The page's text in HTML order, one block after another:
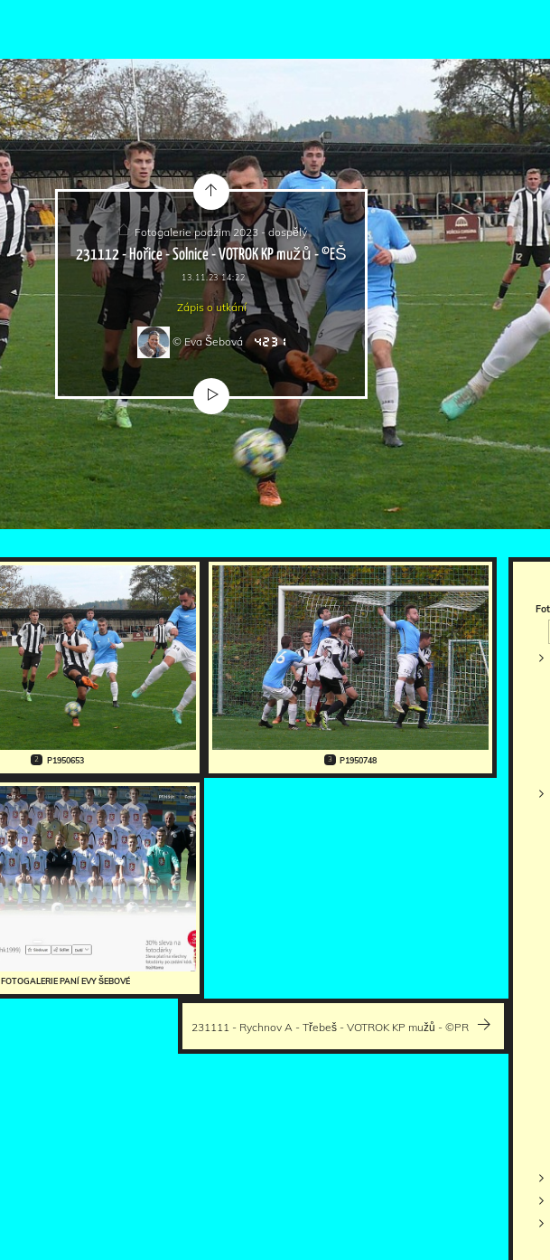
Fotogalerie podzim 2023 - dospělý
231112 - Hořice - Solnice - VOTROK KP mužů - ©EŠ
13.11.23 14:22
Zápis o utkání
© Eva Šebová
2 P1950653 3 P1950748
FOTOGALERIE PANÍ EVY ŠEBOVÉ
231111 - Rychnov A - Třebeš - VOTROK KP mužů - ©PR